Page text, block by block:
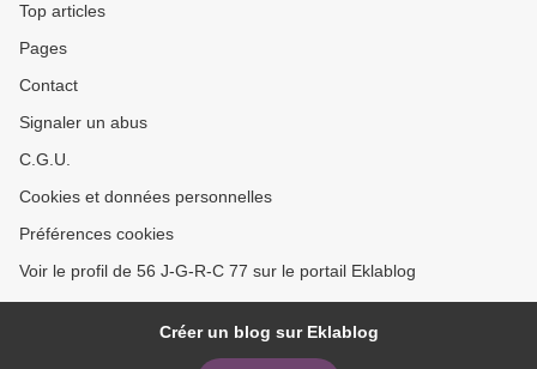
Top articles
Pages
Contact
Signaler un abus
C.G.U.
Cookies et données personnelles
Préférences cookies
Voir le profil de 56 J-G-R-C 77 sur le portail Eklablog
Créer un blog sur Eklablog